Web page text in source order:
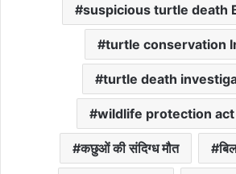
suspicious turtle death
turtle conservation
turtle death
wildlife protection act
कछुओं की संदिग्ध मौत